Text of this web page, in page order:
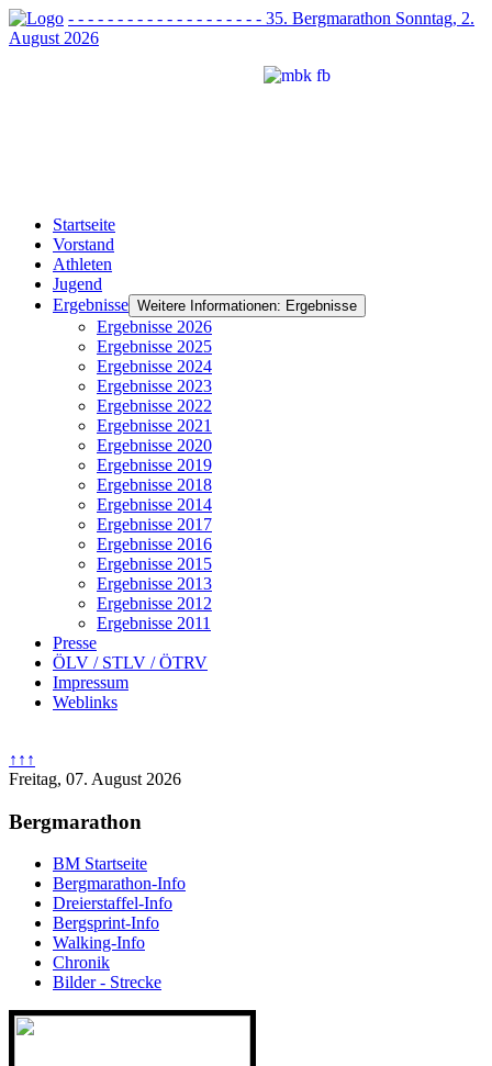
- - - - - - - - - - - - - - - - - - - - 35. Bergmarathon Sonntag, 2.
August 2026
Startseite
Vorstand
Athleten
Jugend
Ergebnisse Weitere Informationen: Ergebnisse
Ergebnisse 2026
Ergebnisse 2025
Ergebnisse 2024
Ergebnisse 2023
Ergebnisse 2022
Ergebnisse 2021
Ergebnisse 2020
Ergebnisse 2019
Ergebnisse 2018
Ergebnisse 2014
Ergebnisse 2017
Ergebnisse 2016
Ergebnisse 2015
Ergebnisse 2013
Ergebnisse 2012
Ergebnisse 2011
Presse
ÖLV / STLV / ÖTRV
Impressum
Weblinks
↑↑↑
Freitag, 07. August 2026
Bergmarathon
BM Startseite
Bergmarathon-Info
Dreierstaffel-Info
Bergsprint-Info
Walking-Info
Chronik
Bilder - Strecke